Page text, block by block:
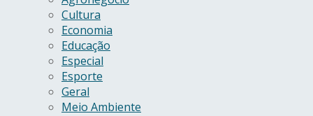
Cultura
Economia
Educação
Especial
Esporte
Geral
Meio Ambiente